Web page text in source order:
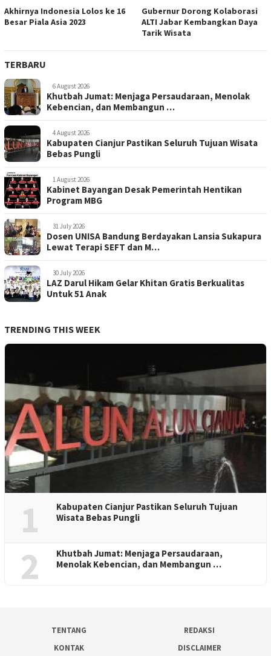
Akhirnya Indonesia Lolos ke 16
Besar Piala Asia 2023
Gubernur Dorong Kolaborasi
ALTI Jabar Kembangkan Daya
Tarik Wisata
TERBARU
6 August 2026
Khutbah Jumat: Menjaga Persaudaraan, Menolak
Kebencian, dan Membangun …
4 August 2026
Kabupaten Cianjur Pastikan Seluruh Tujuan Wisata
Bebas Pungli
1 August 2026
Kabinet Bayangan Desak Pemerintah Hentikan
Program MBG
31 July 2026
Dosen UNISA Bandung Berdayakan Lansia Sukapura
Lewat Terapi SEFT dan M…
30 July 2026
LAZ Darul Hikam Gelar Khitan Gratis Berkualitas
Untuk 51 Anak
TRENDING THIS WEEK
1
Kabupaten Cianjur Pastikan Seluruh Tujuan
Wisata Bebas Pungli
2
Khutbah Jumat: Menjaga Persaudaraan,
Menolak Kebencian, dan Membangun …
TENTANG
REDAKSI
KONTAK
DISCLAIMER